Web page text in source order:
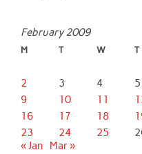
February 2009
M T W T
2
3 4 5
9
10 11
16
17 18
23
24 25
« Jan
Mar »